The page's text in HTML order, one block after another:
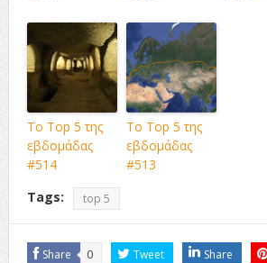
Το Top 5 της
εβδομάδας
#514
Το Top 5 της
εβδομάδας
#513
Tags:
top 5
Share 0 Tweet Share